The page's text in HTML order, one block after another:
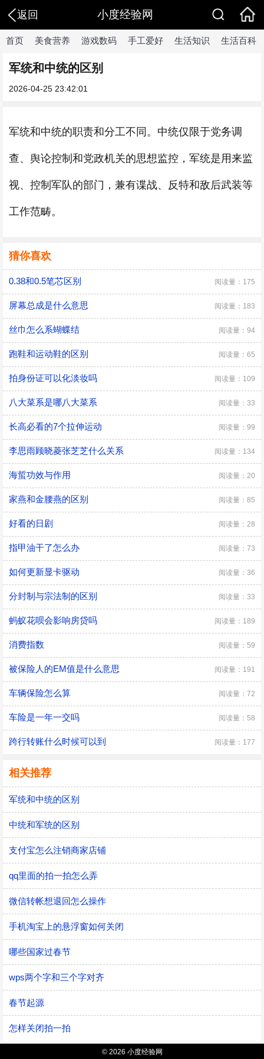
返回 小度经验网
首页 美食营养 游戏数码 手工爱好 生活知识 生活百科
军统和中统的区别
2026-04-25 23:42:01
军统和中统的职责和分工不同。中统仅限于党务调
查、舆论控制和党政机关的思想监控，军统是用来监
视、控制军队的部门，兼有谍战、反特和敌后武装等
工作范畴。
猜你喜欢
0.38和0.5笔芯区别 阅读量：175
屏幕总成是什么意思 阅读量：183
丝巾怎么系蝴蝶结 阅读量：94
跑鞋和运动鞋的区别 阅读量：65
拍身份证可以化淡妆吗 阅读量：109
八大菜系是哪八大菜系 阅读量：33
长高必看的7个拉伸运动 阅读量：99
李思雨顾晓菱张芝芝什么关系 阅读量：134
海蜇功效与作用 阅读量：20
家燕和金腰燕的区别 阅读量：85
好看的日剧 阅读量：28
指甲油干了怎么办 阅读量：73
如何更新显卡驱动 阅读量：36
分封制与宗法制的区别 阅读量：33
蚂蚁花呗会影响房贷吗 阅读量：189
消费指数 阅读量：59
被保险人的EM值是什么意思 阅读量：191
车辆保险怎么算 阅读量：72
车险是一年一交吗 阅读量：58
跨行转账什么时候可以到 阅读量：177
相关推荐
军统和中统的区别
中统和军统的区别
支付宝怎么注销商家店铺
qq里面的拍一拍怎么弄
微信转帐想退回怎么操作
手机淘宝上的悬浮窗如何关闭
哪些国家过春节
wps两个字和三个字对齐
春节起源
怎样关闭拍一拍
© 2026 小度经验网